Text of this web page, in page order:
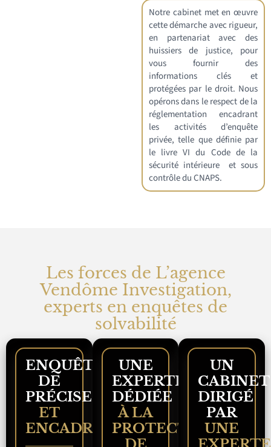
Notre cabinet met en œuvre
cette démarche avec rigueur,
en partenariat avec des
huissiers de justice, pour
vous fournir des
informations clés et
protégées par le droit. Nous
opérons dans le respect de la
réglementation encadrant
les activités d’enquête
privée, telle que définie par
le livre VI du Code de la
sécurité intérieureet sous
contrôle duCNAPS.
Les forces de L’agence
Vendôme Investigation,
experts en enquêtes de
solvabilité
ENQUÊTES
DE
PRÉCISES
ET
ENCADRÉES
UNE
EXPERTISE
DÉDIÉE
À LA
PROTECTION
UN
CABINET
DIRIGÉ
PAR
UNE